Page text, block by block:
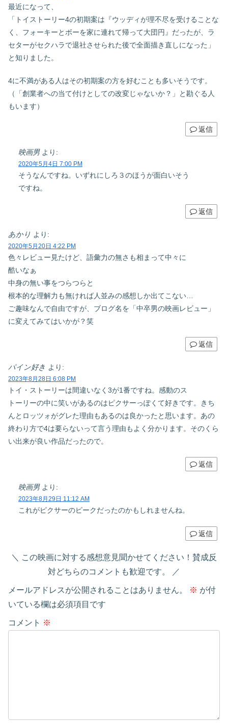
最近になって、
「トイストーリー4の初期案は『ウッディが理不尽を受けることな
く、フォーキーとボーを家に連れて帰って大団円』だったが、ラ
セターがセクハラで退社させられた後で全面描き直しになった」
と知りました。
4に不満がある人はその初期案の方を好むことも多いそうです。
（「創業者への当て付けとしての改変じゃないか？」と勘ぐる人
もいます）
返信
映画男 より:
2020年5月4日 7:00 PM
そうなんですね。いずれにしろ３のほうが面白いそう
ですね。
返信
あかり より:
2020年5月20日 4:22 PM
色々レビュー見たけど、語彙力の無さも相まって中々に
酷いなぁ
中身の無い事をつらつらと
根本的な理解力も無ければ人並みの感想しか出てこない…
ご趣味なんで自由ですが、ブログ名を「中卒男の映画レビュー」
に変えてみてはいかが？笑
返信
パイン好き より:
2023年8月28日 6:08 PM
トイ・ストーリーは間違いなく3が1番ですね。感動のス
トーリーの中に笑いがあるのはピクサーっぽくて好きです。きち
んとロッツォがグレた理由もあるのは良かったと思います。あの
終わり方で4は要らないって言う理由もよく分かります。そのくら
い出来が良い作品だったので。
返信
映画男 より:
2023年8月29日 11:12 AM
これがピクサーのピークだったのかもしれませんね。
返信
この映画に対する感想意見聞かせてください！賛成反
対どちらのコメントも歓迎です。
メールアドレスが公開されることはありません。 ※ が付
いている欄は必須項目です
コメント ※